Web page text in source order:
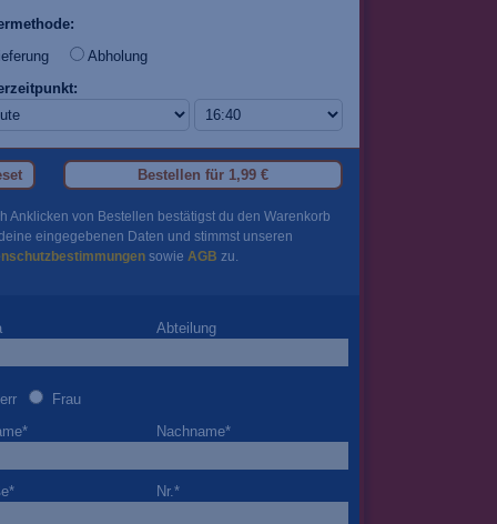
Abholung
Bestellen für 1,99 €
Anklicken von Bestellen bestätigst du den Warenkorb
eingegebenen Daten und stimmst unseren
sowie AGB zu.
Abteilung
Frau
* Nachname*
* Nr.*